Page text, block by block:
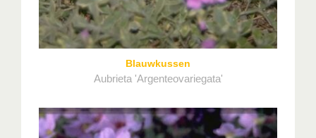
Blauwkussen
Aubrieta 'Argenteovariegata'